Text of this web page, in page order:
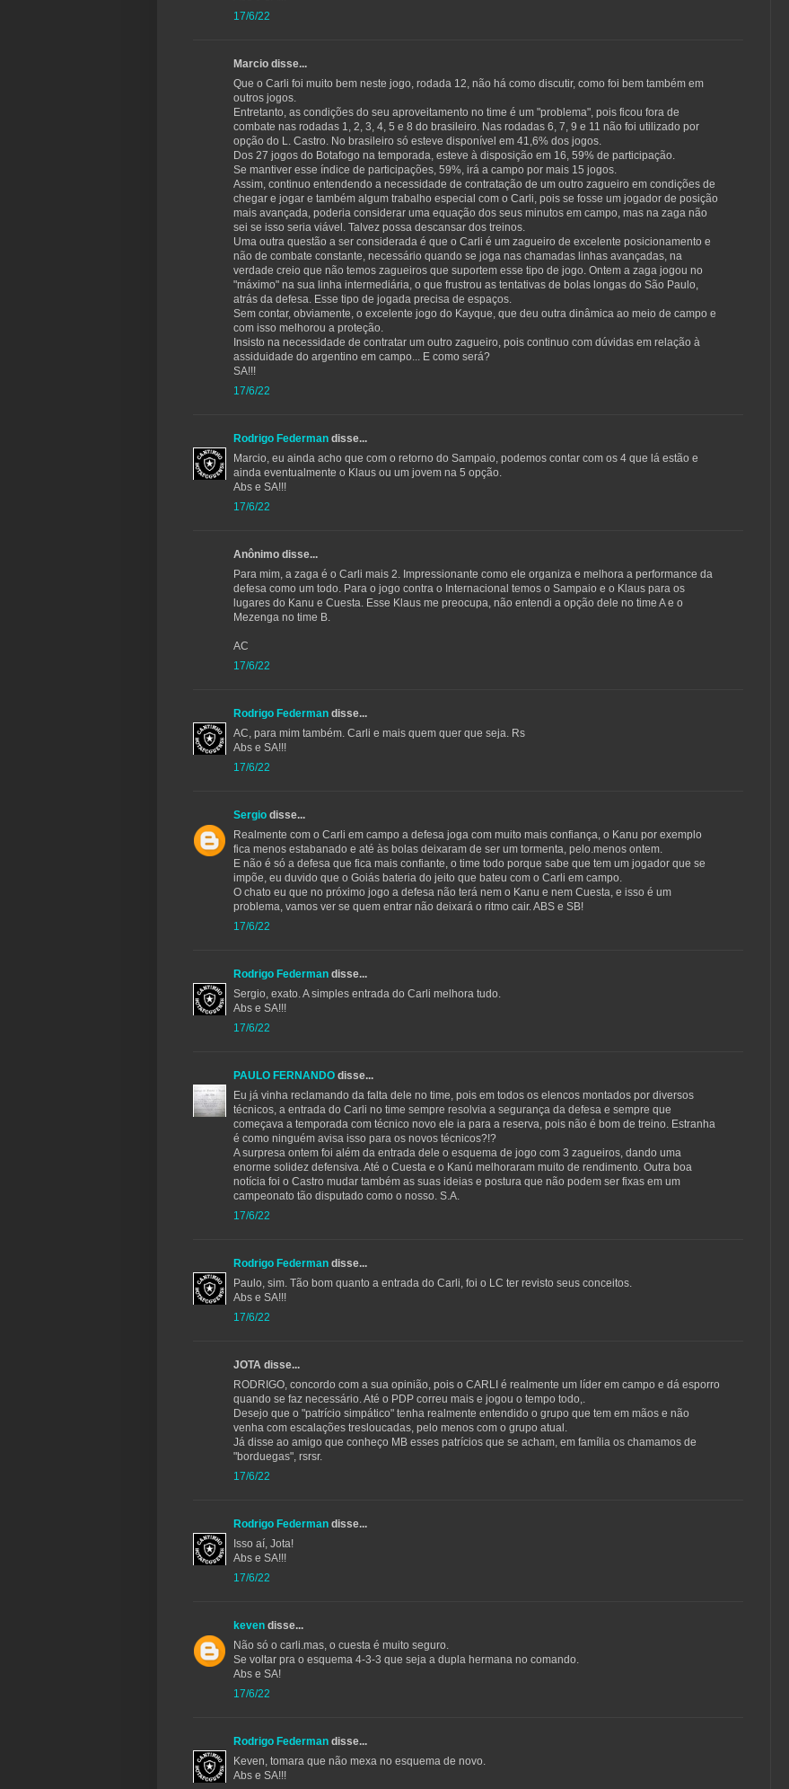
17/6/22
Marcio disse...
Que o Carli foi muito bem neste jogo, rodada 12, não há como discutir, como foi bem também em
outros jogos.
Entretanto, as condições do seu aproveitamento no time é um "problema", pois ficou fora de
combate nas rodadas 1, 2, 3, 4, 5 e 8 do brasileiro. Nas rodadas 6, 7, 9 e 11 não foi utilizado por
opção do L. Castro. No brasileiro só esteve disponível em 41,6% dos jogos.
Dos 27 jogos do Botafogo na temporada, esteve à disposição em 16, 59% de participação.
Se mantiver esse índice de participações, 59%, irá a campo por mais 15 jogos.
Assim, continuo entendendo a necessidade de contratação de um outro zagueiro em condições de
chegar e jogar e também algum trabalho especial com o Carli, pois se fosse um jogador de posição
mais avançada, poderia considerar uma equação dos seus minutos em campo, mas na zaga não
sei se isso seria viável. Talvez possa descansar dos treinos.
Uma outra questão a ser considerada é que o Carli é um zagueiro de excelente posicionamento e
não de combate constante, necessário quando se joga nas chamadas linhas avançadas, na
verdade creio que não temos zagueiros que suportem esse tipo de jogo. Ontem a zaga jogou no
"máximo" na sua linha intermediária, o que frustrou as tentativas de bolas longas do São Paulo,
atrás da defesa. Esse tipo de jogada precisa de espaços.
Sem contar, obviamente, o excelente jogo do Kayque, que deu outra dinâmica ao meio de campo e
com isso melhorou a proteção.
Insisto na necessidade de contratar um outro zagueiro, pois continuo com dúvidas em relação à
assiduidade do argentino em campo... E como será?
SA!!!
17/6/22
Rodrigo Federman disse...
Marcio, eu ainda acho que com o retorno do Sampaio, podemos contar com os 4 que lá estão e
ainda eventualmente o Klaus ou um jovem na 5 opção.
Abs e SA!!!
17/6/22
Anônimo disse...
Para mim, a zaga é o Carli mais 2. Impressionante como ele organiza e melhora a performance da
defesa como um todo. Para o jogo contra o Internacional temos o Sampaio e o Klaus para os
lugares do Kanu e Cuesta. Esse Klaus me preocupa, não entendi a opção dele no time A e o
Mezenga no time B.
AC
17/6/22
Rodrigo Federman disse...
AC, para mim também. Carli e mais quem quer que seja. Rs
Abs e SA!!!
17/6/22
Sergio disse...
Realmente com o Carli em campo a defesa joga com muito mais confiança, o Kanu por exemplo
fica menos estabanado e até às bolas deixaram de ser um tormenta, pelo.menos ontem.
E não é só a defesa que fica mais confiante, o time todo porque sabe que tem um jogador que se
impõe, eu duvido que o Goiás bateria do jeito que bateu com o Carli em campo.
O chato eu que no próximo jogo a defesa não terá nem o Kanu e nem Cuesta, e isso é um
problema, vamos ver se quem entrar não deixará o ritmo cair. ABS e SB!
17/6/22
Rodrigo Federman disse...
Sergio, exato. A simples entrada do Carli melhora tudo.
Abs e SA!!!
17/6/22
PAULO FERNANDO disse...
Eu já vinha reclamando da falta dele no time, pois em todos os elencos montados por diversos
técnicos, a entrada do Carli no time sempre resolvia a segurança da defesa e sempre que
começava a temporada com técnico novo ele ia para a reserva, pois não é bom de treino. Estranha
é como ninguém avisa isso para os novos técnicos?!?
A surpresa ontem foi além da entrada dele o esquema de jogo com 3 zagueiros, dando uma
enorme solidez defensiva. Até o Cuesta e o Kanú melhoraram muito de rendimento. Outra boa
notícia foi o Castro mudar também as suas ideias e postura que não podem ser fixas em um
campeonato tão disputado como o nosso. S.A.
17/6/22
Rodrigo Federman disse...
Paulo, sim. Tão bom quanto a entrada do Carli, foi o LC ter revisto seus conceitos.
Abs e SA!!!
17/6/22
JOTA disse...
RODRIGO, concordo com a sua opinião, pois o CARLI é realmente um líder em campo e dá esporro
quando se faz necessário. Até o PDP correu mais e jogou o tempo todo,.
Desejo que o "patrício simpático" tenha realmente entendido o grupo que tem em mãos e não
venha com escalações tresloucadas, pelo menos com o grupo atual.
Já disse ao amigo que conheço MB esses patrícios que se acham, em família os chamamos de
"borduegas", rsrsr.
17/6/22
Rodrigo Federman disse...
Isso aí, Jota!
Abs e SA!!!
17/6/22
keven disse...
Não só o carli.mas, o cuesta é muito seguro.
Se voltar pra o esquema 4-3-3 que seja a dupla hermana no comando.
Abs e SA!
17/6/22
Rodrigo Federman disse...
Keven, tomara que não mexa no esquema de novo.
Abs e SA!!!